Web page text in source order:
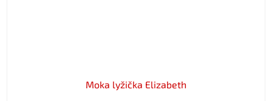
Moka lyžička Elizabeth